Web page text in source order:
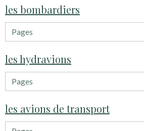
les bombardiers
les hydravions
les avions de transport